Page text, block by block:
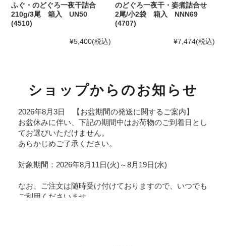
ふぐ・のどぐろ一夜干詰合
210g/3尾 箱入 UN50
(4510)
¥5,400(税込)
のどぐろ一夜干・姿煮詰合せ
2尾/小2袋 箱入 NNN69
(4707)
¥7,474(税込)
ショップからのお知らせ
2026年8月3日 【お盆期間の発送に関するご案内】
お盆休みに伴い、下記の期間中はお荷物のご到着日とし
てお選びいただけません。
あらかじめご了承ください。
対象期間：2026年8月11日(火)～8月19日(水)
なお、ご注文は随時受け付けておりますので、いつでも
ご利用くださいませ。